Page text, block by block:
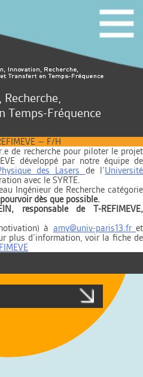
Temps-Fréquence
– F/H
de recherche pour piloter le projet
développé par notre équipe de
des Lasers de l’Université
avec le SYRTE.
Ingénieur de Recherche catégorie
dès que possible.
responsable de T-REFIMEVE,
à amy@univ-paris13.fr et
plus d’information, voir la fiche de